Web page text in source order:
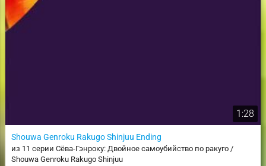
1:28
Shouwa Genroku Rakugo Shinjuu Ending
из 11 серии Сёва-Гэнроку: Двойное самоубийство по ракуго /
Shouwa Genroku Rakugo Shinjuu